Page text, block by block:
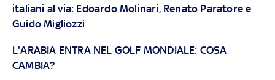
italiani al via: Edoardo Molinari, Renato Paratore e
Guido Migliozzi
L'ARABIA ENTRA NEL GOLF MONDIALE: COSA
CAMBIA?